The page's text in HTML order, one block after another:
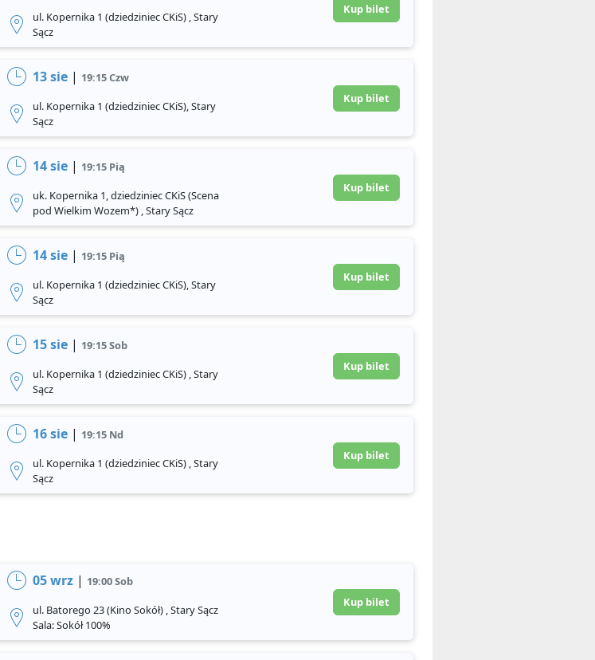
ul. Kopernika 1 (dziedziniec CKiS) , Stary
Sącz
Kup bilet
13 sie | 19:15 Czw
ul. Kopernika 1 (dziedziniec CKiS), Stary
Sącz
Kup bilet
14 sie | 19:15 Pią
uk. Kopernika 1, dziedziniec CKiS (Scena
pod Wielkim Wozem*) , Stary Sącz
Kup bilet
14 sie | 19:15 Pią
ul. Kopernika 1 (dziedziniec CKiS), Stary
Sącz
Kup bilet
15 sie | 19:15 Sob
ul. Kopernika 1 (dziedziniec CKiS) , Stary
Sącz
Kup bilet
16 sie | 19:15 Nd
ul. Kopernika 1 (dziedziniec CKiS) , Stary
Sącz
Kup bilet
05 wrz | 19:00 Sob
ul. Batorego 23 (Kino Sokół) , Stary Sącz
Sala: Sokół 100%
Kup bilet